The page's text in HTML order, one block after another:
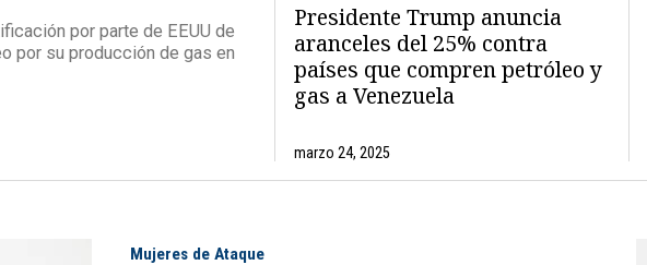
por parte de EEUU de
por su producción de gas en
Presidente Trump anuncia
aranceles del 25% contra
países que compren petróleo y
gas a Venezuela
marzo 24, 2025
Mujeres de Ataque